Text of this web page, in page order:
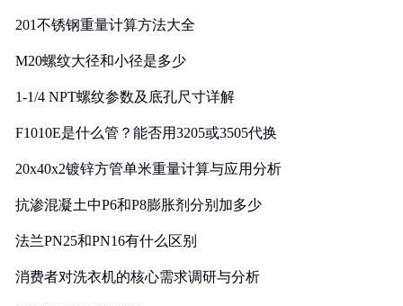
201不锈钢重量计算方法大全
M20螺纹大径和小径是多少
1-1/4 NPT螺纹参数及底孔尺寸详解
F1010E是什么管？能否用3205或3505代换
20x40x2镀锌方管单米重量计算与应用分析
抗渗混凝土中P6和P8膨胀剂分别加多少
法兰PN25和PN16有什么区别
消费者对洗衣机的核心需求调研与分析